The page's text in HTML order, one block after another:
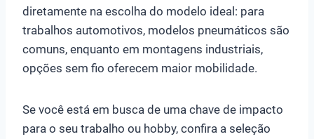
diretamente na escolha do modelo ideal: para
trabalhos automotivos, modelos pneumáticos são
comuns, enquanto em montagens industriais,
opções sem fio oferecem maior mobilidade.
Se você está em busca de uma chave de impacto
para o seu trabalho ou hobby, confira a seleção